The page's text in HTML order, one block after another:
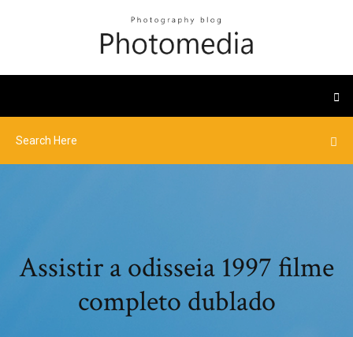
Assistir a odisseia 1997 filme
completo dublado